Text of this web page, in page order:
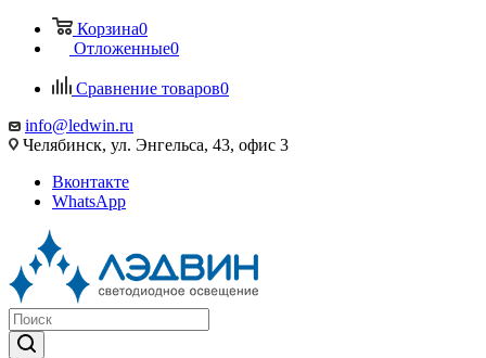
Корзина0
Отложенные0
Сравнение товаров0
info@ledwin.ru
Челябинск, ул. Энгельса, 43, офис 3
Вконтакте
WhatsApp